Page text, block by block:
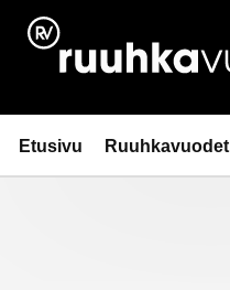
Siirry
sisältöön
Ruuhkavuodet.fi
Etusivu Ruuhkavuodet
Etusivulle